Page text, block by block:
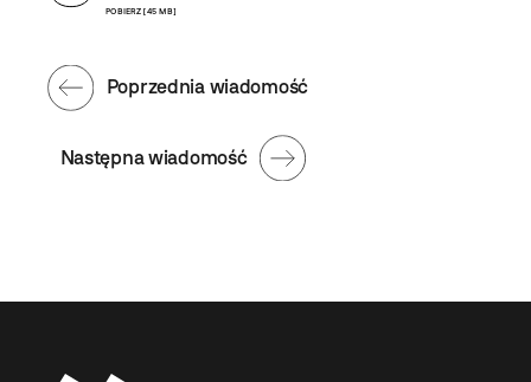
POBIERZ [45 MB]
Następna wiadomość
Poprzednia wiadomość